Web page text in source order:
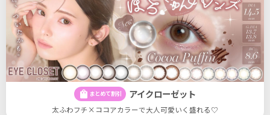
shopping_bag まとめて割引 アイクローゼット
太ふわフチ×ココアカラーで大人可愛いく盛れる♡